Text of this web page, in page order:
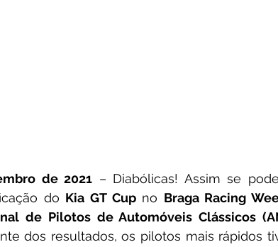
de 2021 – Diabólicas! Assim se
do Kia GT Cup no Braga Racing
de Pilotos de Automóveis Clássicos
dos resultados, os pilotos mais rápidos